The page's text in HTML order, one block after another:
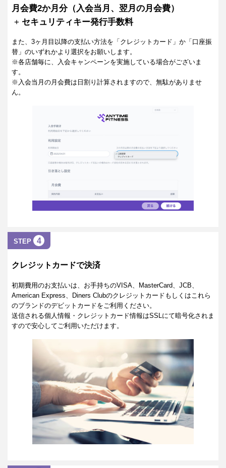
月会費2か月分（入会当月、翌月の月会費）
+ セキュリティキー発行手数料
また、3ヶ月目以降の支払い方法を「クレジットカード」か「口座振
替」のいずれかより選択をお願いします。
※各店舗毎に、入会キャンペーンを実施している場合がございま
す。
※入会当月の月会費は日割り計算されますので、無駄がありませ
ん。
STEP 4
クレジットカードで決済
初期費用のお支払いは、お手持ちのVISA、MasterCard、JCB、
American Express、Diners Clubのクレジットカードもしくはこれら
のブランドのデビットカードをご利用ください。
送信される個人情報・クレジットカード情報はSSLにて暗号化されま
すので安心してご利用いただけます。